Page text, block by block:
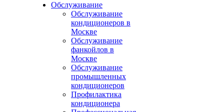
Обслуживание
Обслуживание
кондиционеров в
Москве
Обслуживание
фанкойлов в
Москве
Обслуживание
промышленных
кондиционеров
Профилактика
кондиционера